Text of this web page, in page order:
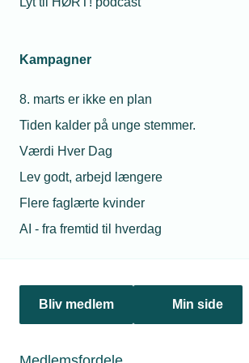
Kampagner
8. marts er ikke en plan
Tiden kalder på unge stemmer.
Værdi Hver Dag
Lev godt, arbejd længere
Flere faglærte kvinder
AI - fra fremtid til hverdag
Bliv medlem Min side
Trumps told underkendt: Det betyder
Præsident Donald Trumps globale
underkendt af den amerikanske